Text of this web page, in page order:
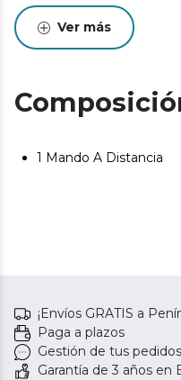
Ver más
1 Mando A Distancia
¡Envíos GRATIS a
Paga a plazos
Gestión de tus
Garantía de 3 años en